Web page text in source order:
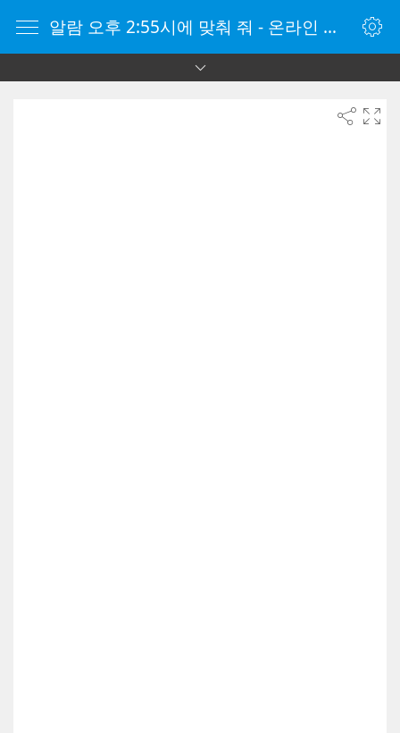
알람 오후 2:55시에 맞춰 줘 - 온라인 알람 시계 - 자명종 온라인 - 온라인 자명종